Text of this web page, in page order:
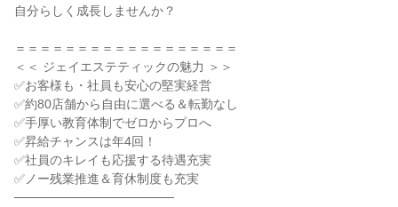
自分らしく成長しませんか？
＝＝＝＝＝＝＝＝＝＝＝＝＝＝＝＝＝＝
＜＜ ジェイエステティックの魅力 ＞＞
✅お客様も・社員も安心の堅実経営
✅約80店舗から自由に選べる＆転勤なし
✅手厚い教育体制でゼロからプロへ
✅昇給チャンスは年4回！
✅社員のキレイも応援する待遇充実
✅ノー残業推進＆育休制度も充実
──────────────────